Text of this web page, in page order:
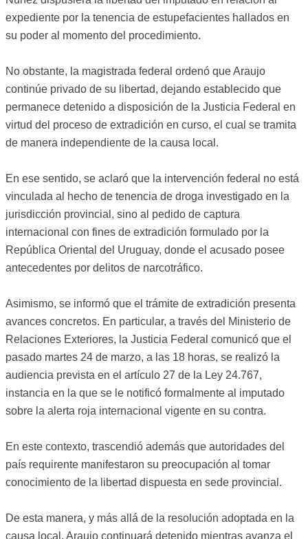
expediente por la tenencia de estupefacientes hallados en
su poder al momento del procedimiento.
No obstante, la magistrada federal ordenó que Araujo
continúe privado de su libertad, dejando establecido que
permanece detenido a disposición de la Justicia Federal en
virtud del proceso de extradición en curso, el cual se tramita
de manera independiente de la causa local.
En ese sentido, se aclaró que la intervención federal no está
vinculada al hecho de tenencia de droga investigado en la
jurisdicción provincial, sino al pedido de captura
internacional con fines de extradición formulado por la
República Oriental del Uruguay, donde el acusado posee
antecedentes por delitos de narcotráfico.
Asimismo, se informó que el trámite de extradición presenta
avances concretos. En particular, a través del Ministerio de
Relaciones Exteriores, la Justicia Federal comunicó que el
pasado martes 24 de marzo, a las 18 horas, se realizó la
audiencia prevista en el artículo 27 de la Ley 24.767,
instancia en la que se le notificó formalmente al imputado
sobre la alerta roja internacional vigente en su contra.
En este contexto, trascendió además que autoridades del
país requirente manifestaron su preocupación al tomar
conocimiento de la libertad dispuesta en sede provincial.
De esta manera, y más allá de la resolución adoptada en la
causa local, Araujo continuará detenido mientras avanza el